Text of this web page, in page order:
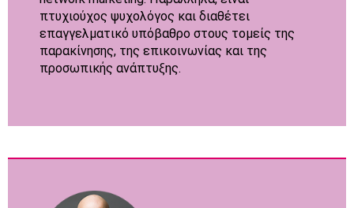
πτυχιούχος ψυχολόγος και διαθέτει
επαγγελματικό υπόβαθρο στους τομείς της
παρακίνησης, της επικοινωνίας και της
προσωπικής ανάπτυξης.